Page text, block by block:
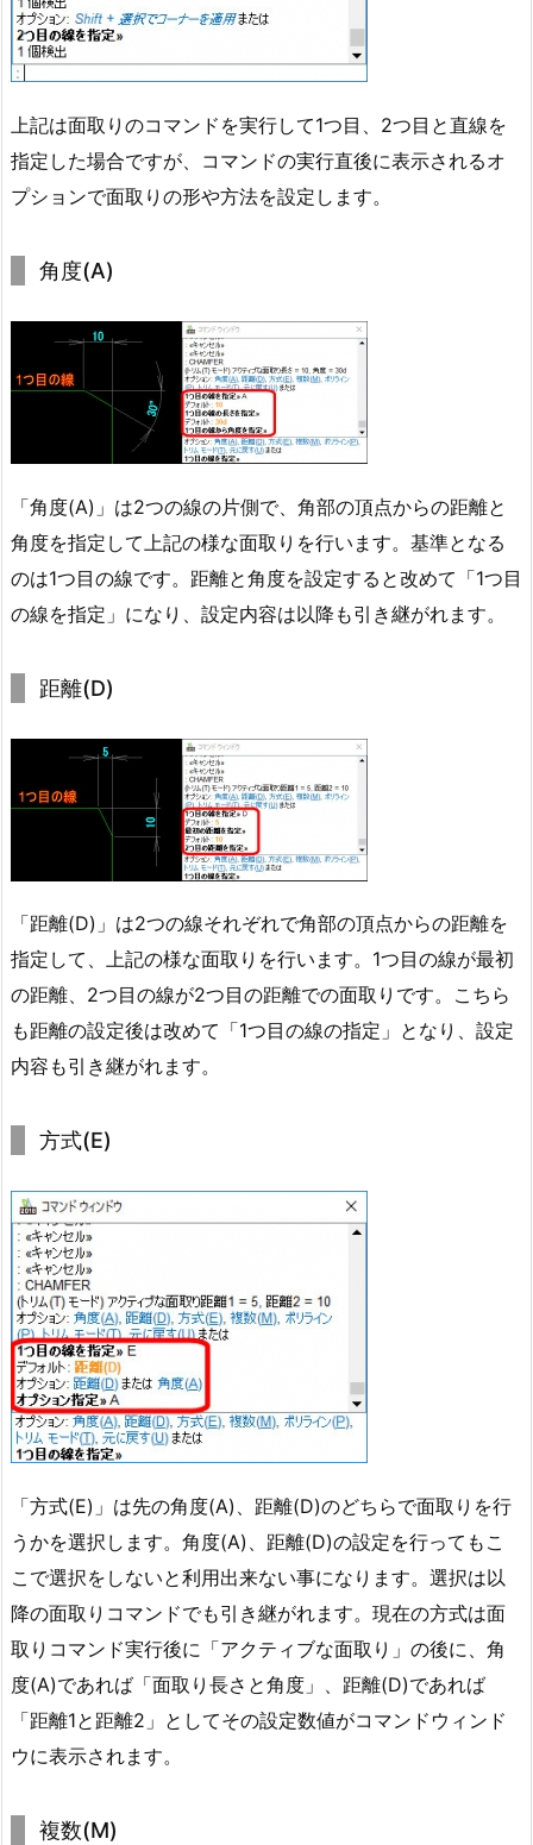
上記は面取りのコマンドを実行して1つ目、2つ目と直線を
指定した場合ですが、コマンドの実行直後に表示されるオ
プションで面取りの形や方法を設定します。
角度(A)
「角度(A)」は2つの線の片側で、角部の頂点からの距離と
角度を指定して上記の様な面取りを行います。基準となる
のは1つ目の線です。距離と角度を設定すると改めて「1つ目
の線を指定」になり、設定内容は以降も引き継がれます。
距離(D)
「距離(D)」は2つの線それぞれで角部の頂点からの距離を
指定して、上記の様な面取りを行います。1つ目の線が最初
の距離、2つ目の線が2つ目の距離での面取りです。こちら
も距離の設定後は改めて「1つ目の線の指定」となり、設定
内容も引き継がれます。
方式(E)
「方式(E)」は先の角度(A)、距離(D)のどちらで面取りを行
うかを選択します。角度(A)、距離(D)の設定を行ってもこ
こで選択をしないと利用出来ない事になります。選択は以
降の面取りコマンドでも引き継がれます。現在の方式は面
取りコマンド実行後に「アクティブな面取り」の後に、角
度(A)であれば「面取り長さと角度」、距離(D)であれば
「距離1と距離2」としてその設定数値がコマンドウィンド
ウに表示されます。
複数(M)